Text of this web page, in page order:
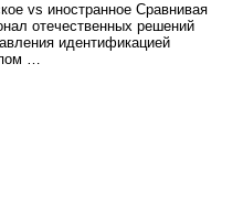
vs иностранное Сравнивая
отечественных решений
идентификацией
…